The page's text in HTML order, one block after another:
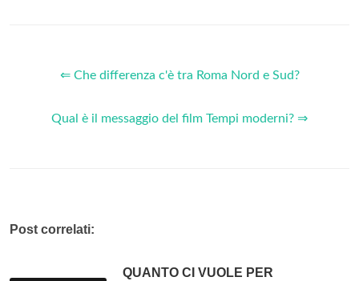
⇐ Che differenza c'è tra Roma Nord e Sud?
Qual è il messaggio del film Tempi moderni? ⇒
Post correlati:
QUANTO CI VUOLE PER